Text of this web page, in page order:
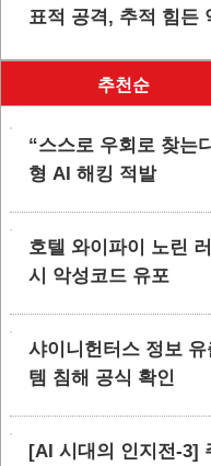
표적 공격, 추적 힘든
추천순
“스스로 우회로 찾는
형 AI 해킹 적발
호텔 와이파이 노린
시 악성코드 유포
샤이니헌터스 정보
템 침해 공식 확인
[AI 시대의 인지전-3]